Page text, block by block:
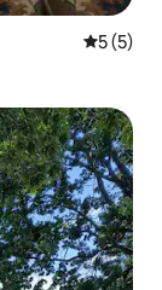
レビュー
5 (5)